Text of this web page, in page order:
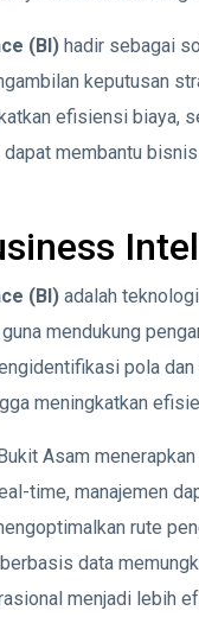
(BI) hadir sebagai
keputusan
efisiensi biaya,
dapat membantu
(BI) adalah
mendukung
pola
meningkatkan
Asam
time, manajemen
rute
data
menjadi lebih